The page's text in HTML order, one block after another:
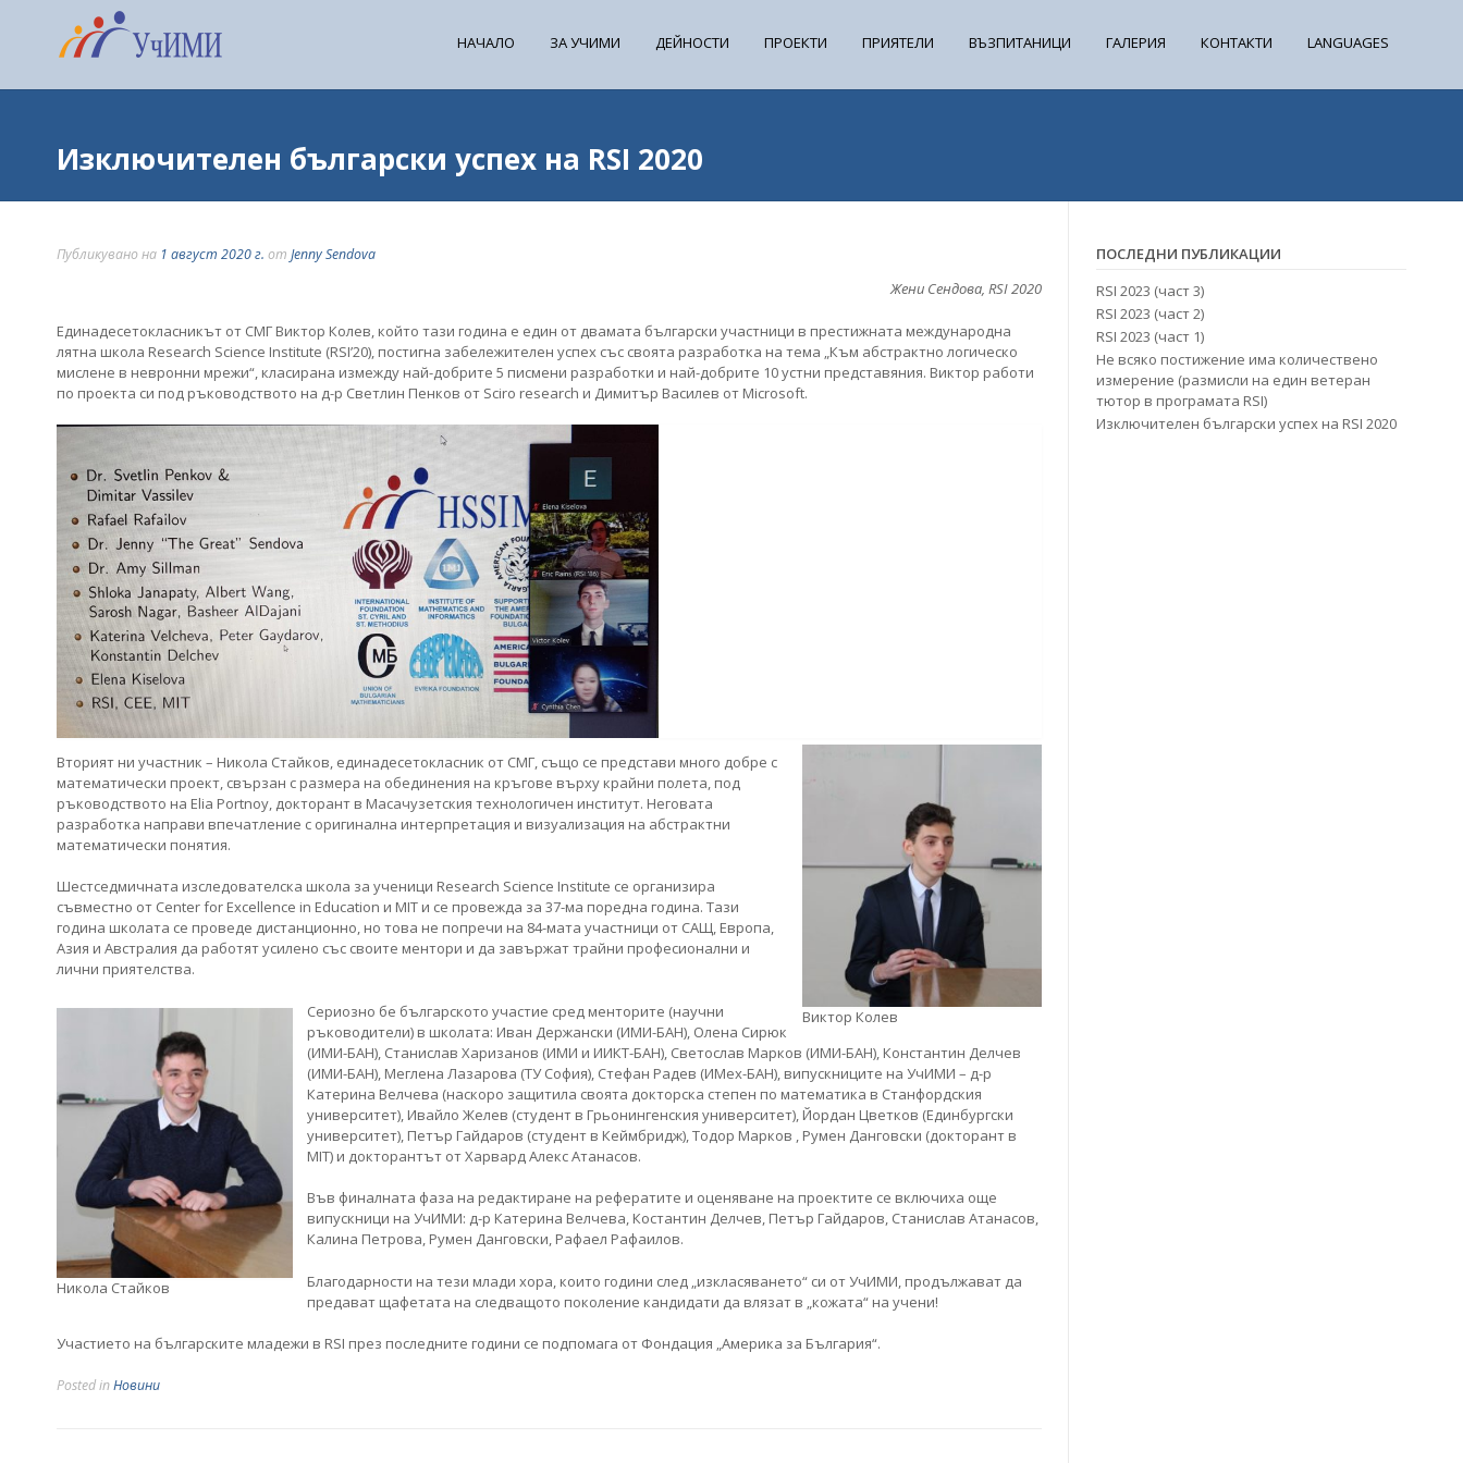
НАЧАЛО ЗА УЧИМИ ДЕЙНОСТИ ПРОЕКТИ ПРИЯТЕЛИ ВЪЗПИТАНИЦИ ГАЛЕРИЯ КОНТАКТИ LANGUAGES
Изключителен български успех на RSI 2020
Публикувано на 1 август 2020 г. от Jenny Sendova
Жени Сендова, RSI 2020
Единадесетокласникът от СМГ Виктор Колев, който тази година е един от двамата български участници в престижната международна
лятна школа Research Science Institute (RSI’20), постигна забележителен успех със своята разработка на тема „Към абстрактно логическо
мислене в невронни мрежи“, класирана измежду най-добрите 5 писмени разработки и най-добрите 10 устни представяния. Виктор работи
по проекта си под ръководството на д-р Светлин Пенков от Sciro research и Димитър Василев от Microsoft.
Виктор Колев
Вторият ни участник – Никола Стайков, единадесетокласник от СМГ, също се представи много добре с
математически проект, свързан с размера на обединения на кръгове върху крайни полета, под
ръководството на Elia Portnoy, докторант в Масачузетския технологичен институт. Неговата
разработка направи впечатление с оригинална интерпретация и визуализация на абстрактни
математически понятия.
Шестседмичната изследователска школа за ученици Research Science Institute се организира
съвместно от Center for Excellence in Education и MIT и се провежда за 37-ма поредна година. Тази
година школата се проведе дистанционно, но това не попречи на 84-мата участници от САЩ, Европа,
Азия и Австралия да работят усилено със своите ментори и да завържат трайни професионални и
лични приятелства.
Никола Стайков
Сериозно бе българското участие сред менторите (научни
ръководители) в школата: Иван Держански (ИМИ-БАН), Олена Сирюк
(ИМИ-БАН), Станислав Харизанов (ИМИ и ИИКТ-БАН), Светослав Марков (ИМИ-БАН), Константин Делчев
(ИМИ-БАН), Меглена Лазарова (ТУ София), Стефан Радев (ИМех-БАН), випускниците на УчИМИ – д-р
Катерина Велчева (наскоро защитила своята докторска степен по математика в Станфордския
университет), Ивайло Желев (студент в Грьонингенския университет), Йордан Цветков (Единбургски
университет), Петър Гайдаров (студент в Кеймбридж), Тодор Марков , Румен Данговски (докторант в
MIT) и докторантът от Харвард Алекс Атанасов.
Във финалната фаза на редактиране на рефератите и оценяване на проектите се включиха още
випускници на УчИМИ: д-р Катерина Велчева, Костантин Делчев, Петър Гайдаров, Станислав Атанасов,
Калина Петрова, Румен Данговски, Рафаел Рафаилов.
Благодарности на тези млади хора, които години след „изкласяването“ си от УчИМИ, продължават да
предават щафетата на следващото поколение кандидати да влязат в „кожата“ на учени!
Участието на българските младежи в RSI през последните години се подпомага от Фондация „Америка за България“.
Posted inНовини
ПОСЛЕДНИ ПУБЛИКАЦИИ
RSI 2023 (част 3)
RSI 2023 (част 2)
RSI 2023 (част 1)
Не всяко постижение има количествено
измерение (размисли на един ветеран
тютор в програмата RSI)
Изключителен български успех на RSI 2020